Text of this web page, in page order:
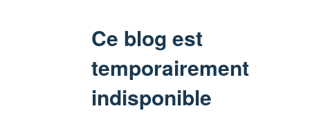
Ce blog est
temporairement
indisponible